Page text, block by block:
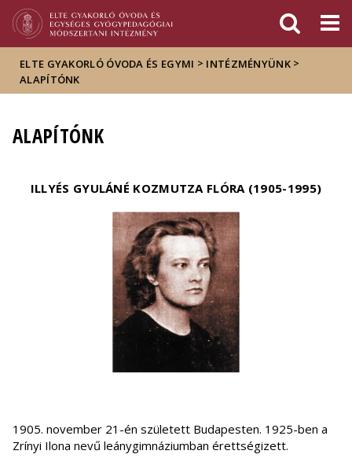
Hírek
Események
ELTE a
sajtóban
ELTE GYAKORLÓ ÓVODA ÉS EGYMI > INTÉZMÉNYÜNK >
ALAPÍTÓNK
ALAPÍTÓNK
ILLYÉS GYULÁNÉ KOZMUTZA FLÓRA (1905-1995)
1905. november 21-én született Budapesten. 1925-ben a
Zrínyi Ilona nevű leánygimnáziumban érettségizett.